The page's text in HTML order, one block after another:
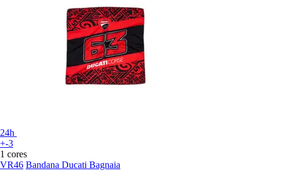
24h
+-3
1 cores
VR46 Bandana Ducati Bagnaia